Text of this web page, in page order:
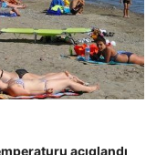
açıqlandı